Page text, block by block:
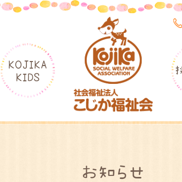
KOJIKA
KIDS
お知らせ